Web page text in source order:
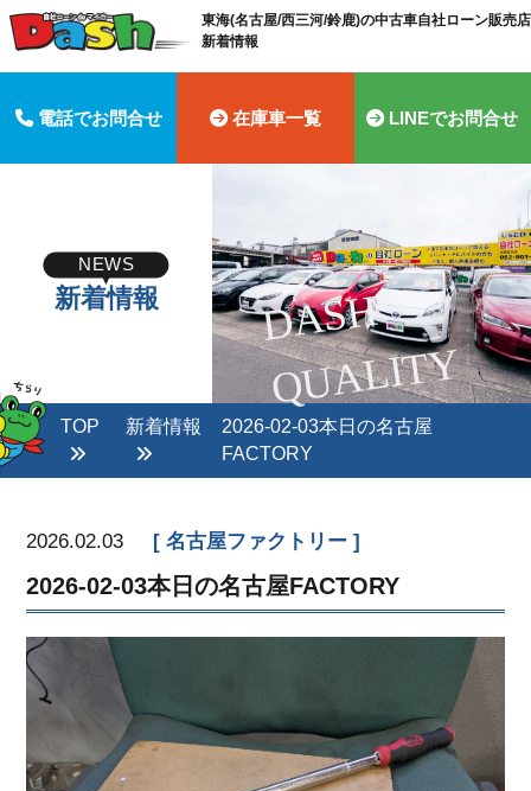
東海(名古屋/西三河/鈴鹿)の中古車自社ローン販売
新着情報
電話でお問合せ 在庫車一覧 LINEでお問合せ
D
A
S
H
Q
U
A
LI
T
Y
NEWS
新着情報
TOP 新着情報
2026-02-03本日の名古屋
FACTORY
2026.02.03 名古屋ファクトリー
2026-02-03本日の名古屋FACTORY